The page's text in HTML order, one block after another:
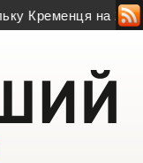
на 28 тисяч